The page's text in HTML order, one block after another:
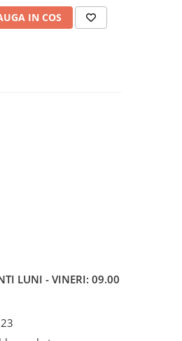
IN COS
LUNI - VINERI: 09.00